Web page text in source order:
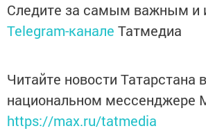
Следите за самым важным и
Telegram-канале Татмедиа
Читайте новости Татарстана в
национальном мессенджере
https://max.ru/tatmedia